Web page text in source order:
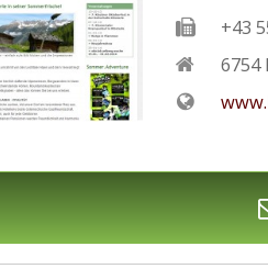
+43
6754